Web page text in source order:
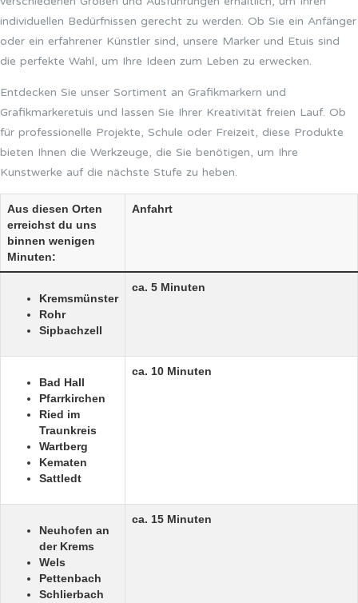
individuellen Bedürfnissen gerecht zu werden. Ob Sie ein Anfänger
oder ein erfahrener Künstler sind, unsere Marker und Etuis sind
die perfekte Wahl, um Ihre Ideen zum Leben zu erwecken.
Entdecken Sie unser Sortiment an Grafikmarkern und
Grafikmarkeretuis und lassen Sie Ihrer Kreativität freien Lauf. Ob
für professionelle Projekte, Schule oder Freizeit, diese Produkte
bieten Ihnen die Werkzeuge, die Sie benötigen, um Ihre
Kunstwerke auf die nächste Stufe zu heben.
Aus diesen Orten
erreichst du uns
binnen wenigen
Minuten:
Anfahrt
Kremsmünster
Rohr
Sipbachzell
ca. 5 Minuten
Bad Hall
Pfarrkirchen
Ried im
Traunkreis
Wartberg
Kematen
Sattledt
ca. 10 Minuten
Neuhofen an
der Krems
Wels
Pettenbach
Schlierbach
ca. 15 Minuten